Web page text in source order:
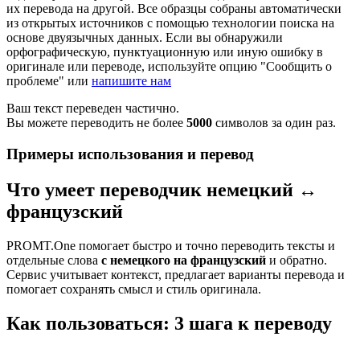
их перевода на другой. Все образцы собраны автоматически
из открытых источников с помощью технологии поиска на
основе двуязычных данных. Если вы обнаружили
орфографическую, пунктуационную или иную ошибку в
оригинале или переводе, используйте опцию "Сообщить о
проблеме" или напишите нам
Ваш текст переведен частично.
Вы можете переводить не более 5000 символов за один раз.
Примеры использования и перевод
Что умеет переводчик немецкий ↔
французский
PROMT.One помогает быстро и точно переводить тексты и
отдельные слова с немецкого на французский и обратно.
Сервис учитывает контекст, предлагает варианты перевода и
помогает сохранять смысл и стиль оригинала.
Как пользоваться: 3 шага к переводу